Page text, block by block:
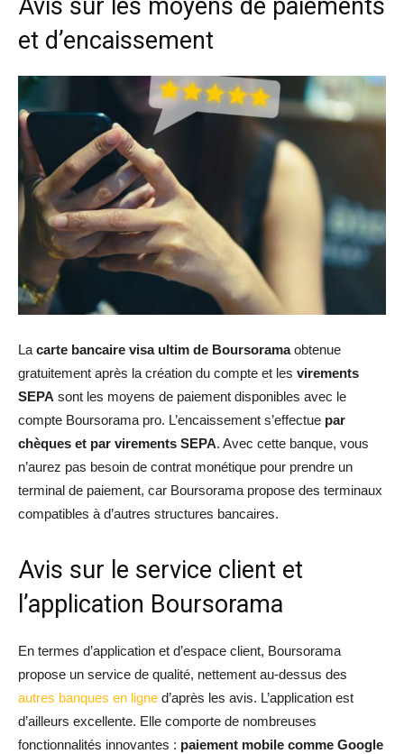
Avis sur les moyens de paiements
et d’encaissement
La carte bancaire visa ultim de Boursoramaobtenue
gratuitement après la création du compte et les virements
SEPA sont les moyens de paiement disponibles avec le
compte Boursorama pro. L’encaissement s’effectue par
chèques et par virements SEPA. Avec cette banque, vous
n’aurez pas besoin de contrat monétique pour prendre un
terminal de paiement, car Boursorama propose des terminaux
compatibles à d’autres structures bancaires.
Avis sur le service client et
l’application Boursorama
En termes d’application et d’espace client, Boursorama
propose un service de qualité, nettement au-dessus des
autres banques en ligne d’après les avis. L’application est
d’ailleurs excellente. Elle comporte de nombreuses
fonctionnalités innovantes : paiement mobile comme Google